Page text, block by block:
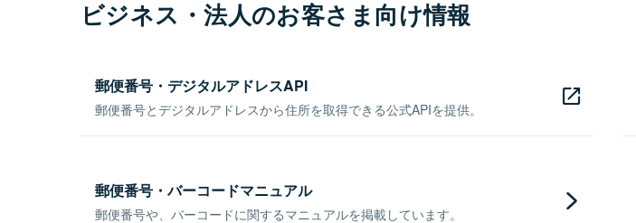
ビジネス・法人のお客さま向け情報
郵便番号・デジタルアドレスAPI
郵便番号とデジタルアドレスから住所を取得できる公式APIを提供。
郵便番号・バーコードマニュアル
郵便番号や、バーコードに関するマニュアルを掲載しています。